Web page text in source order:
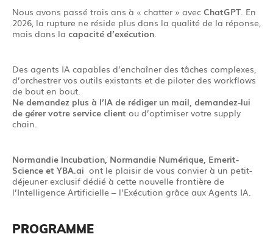
Nous avons passé trois ans à « chatter » avec ChatGPT. En
2026, la rupture ne réside plus dans la qualité de la réponse,
mais dans la capacité d’exécution.
Des agents IA capables d’enchaîner des tâches complexes,
d’orchestrer vos outils existants et de piloter des workflows
de bout en bout.
Ne demandez plus à l’IA de rédiger un mail, demandez-lui
de gérer votre service client ou d’optimiser votre supply
chain.
Normandie Incubation, Normandie Numérique, Emerit-
Science et YBA.ai ont le plaisir de vous convier à un petit-
déjeuner exclusif dédié à cette nouvelle frontière de
l’Intelligence Artificielle – l’Exécution grâce aux Agents IA.
PROGRAMME